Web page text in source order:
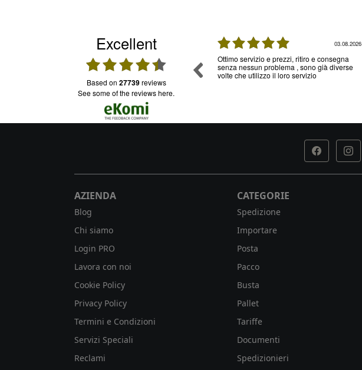
Excellent
based on 27739reviews
see some of the reviews here.
I costi sono lievitati MOLTO, il servizio è stato
sempre molto buono tranne un paio di volte.
Londra ma siamo stati chiamati per ritirarlo,
così anche il costo del taxi. E' stato rovesciato,
era tutto in disordine cosa che non è mai
03.08.2026
Ottimo servizio e prezzi, ritiro e consegna
senza nessun problema , sono già diverse
volte che utilizzo il loro servizio
AZIENDA
Blog
Chi siamo
Login PRO
Lavora con noi
Cookie Policy
Privacy Policy
Termini e Condizioni
Servizi Speciali
Reclami
CATEGORIE
Spedizione
Importare
Posta
Pacco
Busta
Pallet
Tariffe
Documenti
Spedizionieri